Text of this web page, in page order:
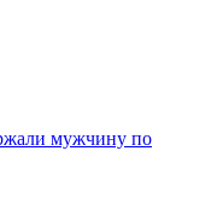
мужчину по